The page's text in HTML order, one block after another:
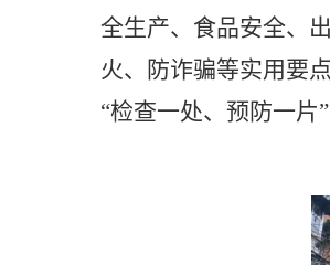
全生产、食品安全、
火、防诈骗等实用要
“检查一处、预防一片”